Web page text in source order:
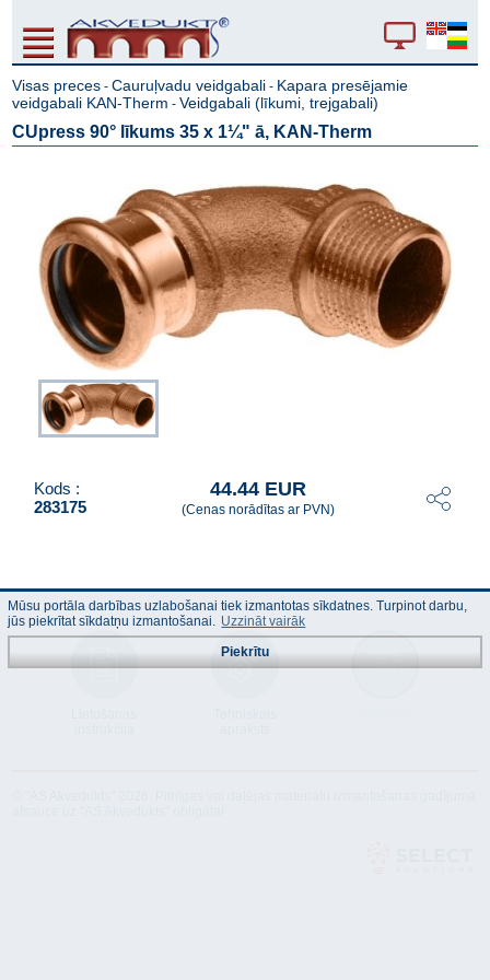
Visas preces -Cauruļvadu veidgabali - Kapara presējamie
veidgabali KAN-Therm -Veidgabali (līkumi, trejgabali)
CUpress 90° līkums 35 x 1¼" ā, KAN-Therm
Kods :
283175
44.44 EUR
(Cenas norādītas ar PVN)
Mūsu portāla darbības uzlabošanai tiek izmantotas sīkdatnes. Turpinot darbu,
jūs piekrītat sīkdatņu izmantošanai. Uzzināt vairāk
Piekrītu